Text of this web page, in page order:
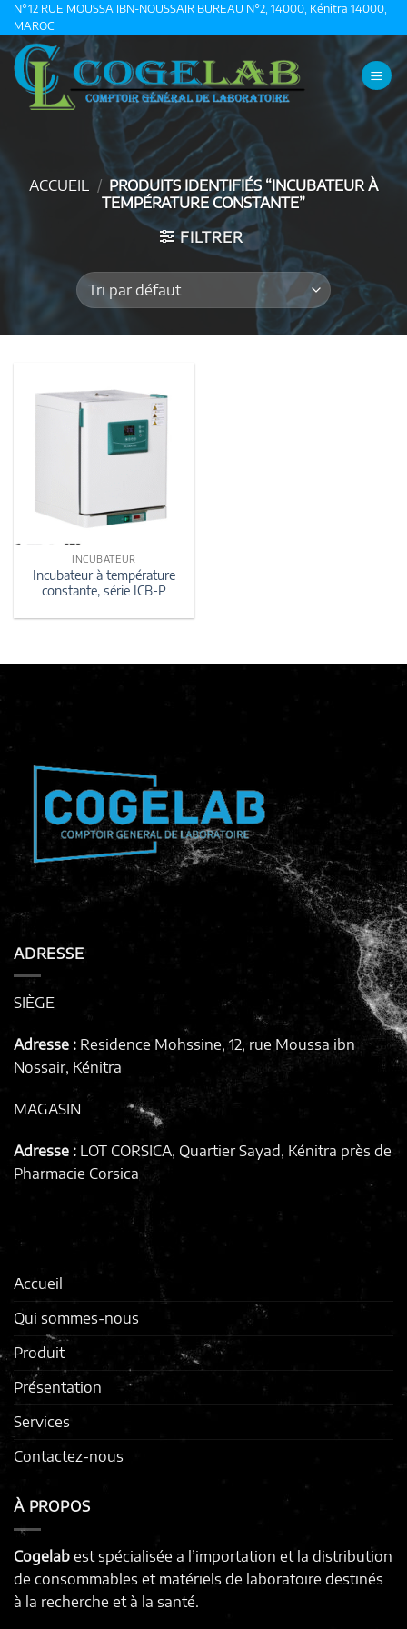
Passer
au
contenu
N°12 RUE MOUSSA IBN-NOUSSAIR BUREAU N°2, 14000, Kénitra 14000,
MAROC
ACCUEIL / PRODUITS IDENTIFIÉS “INCUBATEUR À
TEMPÉRATURE CONSTANTE”
FILTRER
INCUBATEUR
Incubateur à température
constante, série ICB-P
ADRESSE
SIÈGE
Adresse : Residence Mohssine, 12, rue Moussa ibn
Nossair, Kénitra
MAGASIN
Adresse : LOT CORSICA, Quartier Sayad, Kénitra près de
Pharmacie Corsica
Accueil
Qui sommes-nous
Produit
Présentation
Services
Contactez-nous
À PROPOS
Cogelab est spécialisée a l’importation et la distribution
de consommables et matériels de laboratoire destinés
à la recherche et à la santé.